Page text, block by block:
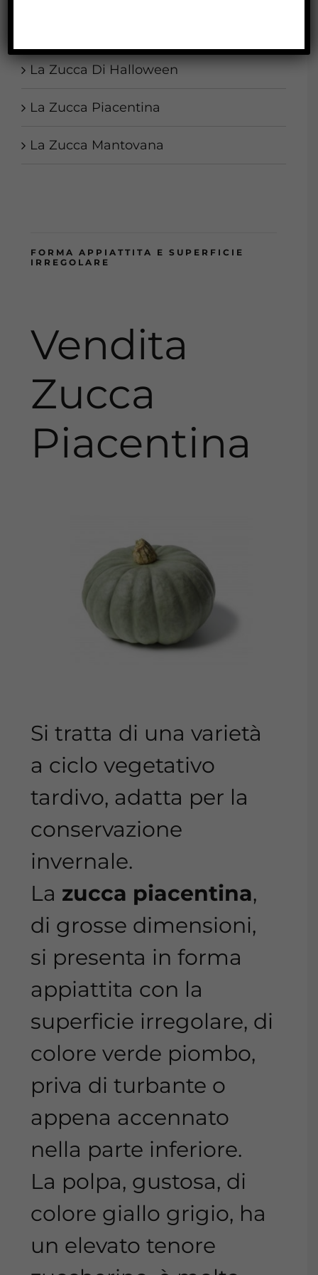
FORMA APPIATTITA E SUPERFICIE
IRREGOLARE
Vendita
Zucca
Piacentina
Si tratta di una varietà
a ciclo vegetativo
tardivo, adatta per la
conservazione
invernale.
La zucca piacentina,
di grosse dimensioni,
si presenta in forma
appiattita con la
superficie irregolare, di
colore verde piombo,
priva di turbante o
appena accennato
nella parte inferiore.
La polpa, gustosa, di
colore giallo grigio, ha
un elevato tenore
La Zucca Di Halloween
La Zucca Piacentina
La Zucca Mantovana